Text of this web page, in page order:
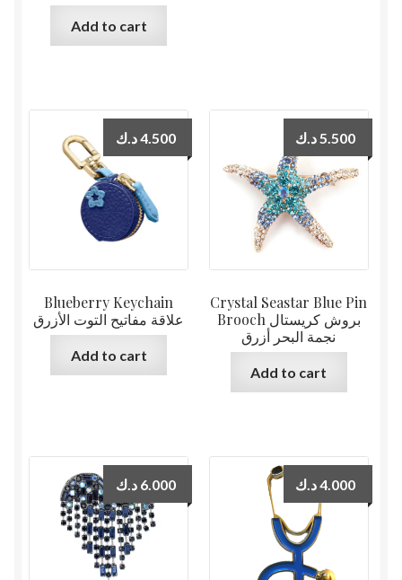
Add to cart
Blueberry Keychain
علاقة مفاتيح التوت الأزرق
4.500د.ك
Add to cart
Crystal Seastar Blue Pin
Brooch بروش كريستال
نجمة البحر أزرق
5.500 د.ك
Add to cart
6.000 د.ك 4.000د.ك